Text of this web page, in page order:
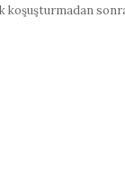
koşuşturmadan